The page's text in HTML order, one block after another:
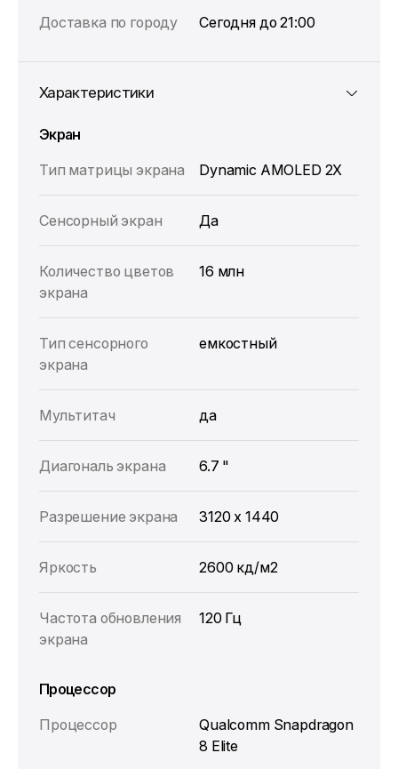
Доставка по городу
Сегодня до 21:00
Характеристики
Экран
Тип матрицы экрана
Dynamic AMOLED 2X
Сенсорный экран Да
Количество цветов
экрана
16 млн
Тип сенсорного
экрана
емкостный
Мультитач да
Диагональ экрана 6.7 "
Разрешение экрана 3120 x 1440
Яркость 2600 кд/м2
Частота обновления
экрана
120 Гц
Процессор
Процессор
Qualcomm Snapdragon
8 Elite